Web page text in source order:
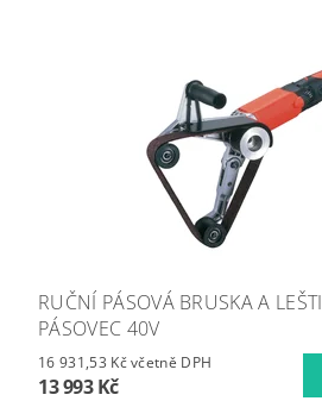
RUČNÍ PÁSOVÁ BRUSKA A
PÁSOVEC 40V
16 931,53 Kč včetně DPH
13 993 Kč